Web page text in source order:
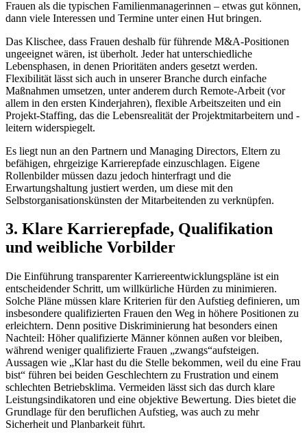
Frauen als die typischen Familienmanagerinnen – etwas gut können,
dann viele Interessen und Termine unter einen Hut bringen.
Das Klischee, dass Frauen deshalb für führende M&A-Positionen
ungeeignet wären, ist überholt. Jeder hat unterschiedliche
Lebensphasen, in denen Prioritäten anders gesetzt werden.
Flexibilität lässt sich auch in unserer Branche durch einfache
Maßnahmen umsetzen, unter anderem durch Remote-Arbeit (vor
allem in den ersten Kinderjahren), flexible Arbeitszeiten und ein
Projekt-Staffing, das die Lebensrealität der Projektmitarbeitern und -
leitern widerspiegelt.
Es liegt nun an den Partnern und Managing Directors, Eltern zu
befähigen, ehrgeizige Karrierepfade einzuschlagen. Eigene
Rollenbilder müssen dazu jedoch hinterfragt und die
Erwartungshaltung justiert werden, um diese mit den
Selbstorganisationskünsten der Mitarbeitenden zu verknüpfen.
3. Klare Karrierepfade, Qualifikation
und weibliche Vorbilder
Die Einführung transparenter Karriereentwicklungspläne ist ein
entscheidender Schritt, um willkürliche Hürden zu minimieren.
Solche Pläne müssen klare Kriterien für den Aufstieg definieren, um
insbesondere qualifizierten Frauen den Weg in höhere Positionen zu
erleichtern. Denn positive Diskriminierung hat besonders einen
Nachteil: Höher qualifizierte Männer können außen vor bleiben,
während weniger qualifizierte Frauen „zwangs“aufsteigen.
Aussagen wie „Klar hast du die Stelle bekommen, weil du eine Frau
bist“ führen bei beiden Geschlechtern zu Frustration und einem
schlechten Betriebsklima. Vermeiden lässt sich das durch klare
Leistungsindikatoren und eine objektive Bewertung. Dies bietet die
Grundlage für den beruflichen Aufstieg, was auch zu mehr
Sicherheit und Planbarkeit führt.